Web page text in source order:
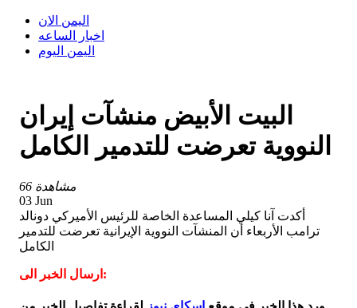
اليمن الان
اخبار الساعه
اليمن اليوم
البيت الأبيض منشآت إيران
النووية تعرضت للتدمير الكامل
66 مشاهدة
03 Jun
أكدت آنا كيلي المساعدة الخاصة للرئيس الأميركي دونالد
ترامب الأربعاء أن المنشآت النووية الإيرانية تعرضت للتدمير
الكامل
ارسال الخبر الى: